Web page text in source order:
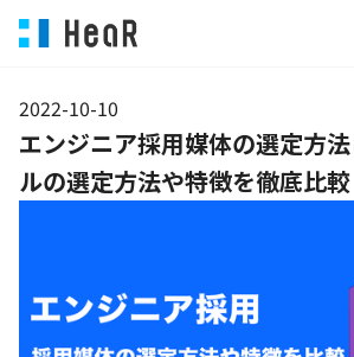
2022-10-10
エンジニア採用媒体の選定方
ルの選定方法や特徴を徹底比較